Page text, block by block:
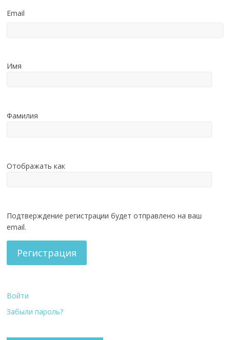
Email
Имя
Фамилия
Отображать как
Подтверждение регистрации будет отправлено на ваш
email.
Регистрация
Войти
Забыли пароль?